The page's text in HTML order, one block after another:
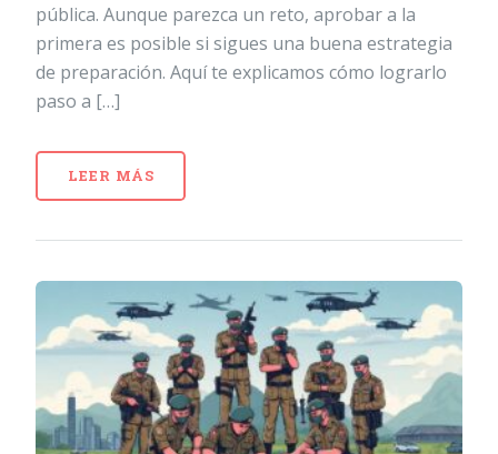
pública. Aunque parezca un reto, aprobar a la
primera es posible si sigues una buena estrategia
de preparación. Aquí te explicamos cómo lograrlo
paso a […]
LEER MÁS